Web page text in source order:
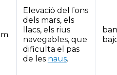
m.
Elevació del fons
dels mars, els
llacs, els rius
navegables, que
dificulta el pas
de les naus.